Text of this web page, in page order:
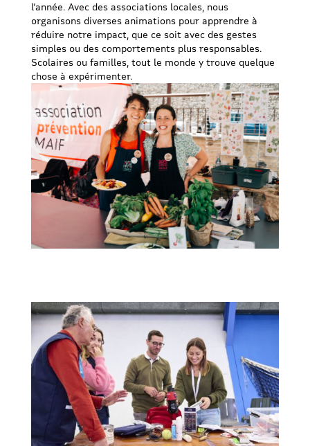
l’année. Avec des associations locales, nous
organisons diverses animations pour apprendre à
réduire notre impact, que ce soit avec des gestes
simples ou des comportements plus responsables.
Scolaires ou familles, tout le monde y trouve quelque
chose à expérimenter.